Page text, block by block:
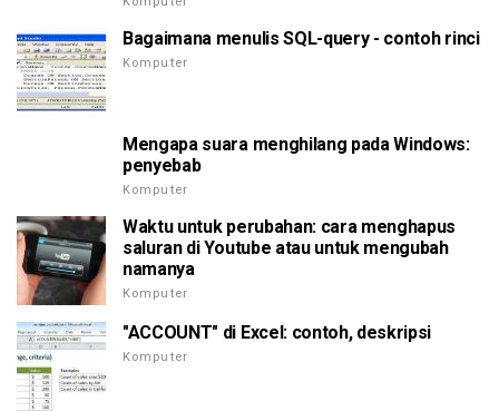
Bagaimana menulis SQL-query - contoh rinci
Komputer
Mengapa suara menghilang pada Windows:
penyebab
Komputer
Waktu untuk perubahan: cara menghapus
saluran di Youtube atau untuk mengubah
namanya
Komputer
"ACCOUNT" di Excel: contoh, deskripsi
Komputer